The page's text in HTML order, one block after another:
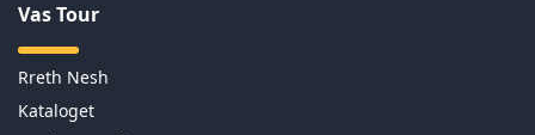
Vas Tour
Rreth Nesh
Kataloget